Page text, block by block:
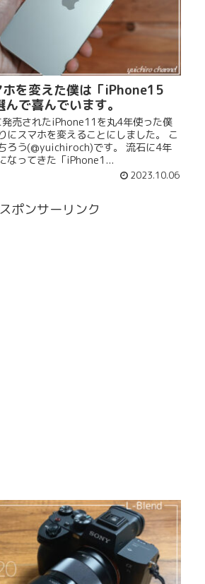
を変えた僕は「iPhone15
で喜んでいます。
売されたiPhone11を丸4年使った僕
にスマホを変えることにしました。 こ
ろう(@yuichiroch)です。 流石に4年
なってきた「iPhone1...
2023.10.06
スポンサーリンク